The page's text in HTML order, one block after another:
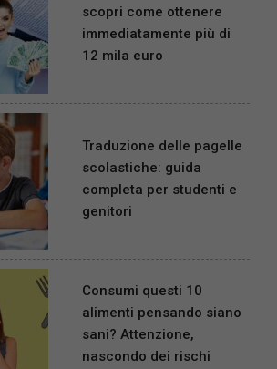
scopri come ottenere
immediatamente più di
12 mila euro
Traduzione delle pagelle
scolastiche: guida
completa per studenti e
genitori
Consumi questi 10
alimenti pensando siano
sani? Attenzione,
nascondo dei rischi